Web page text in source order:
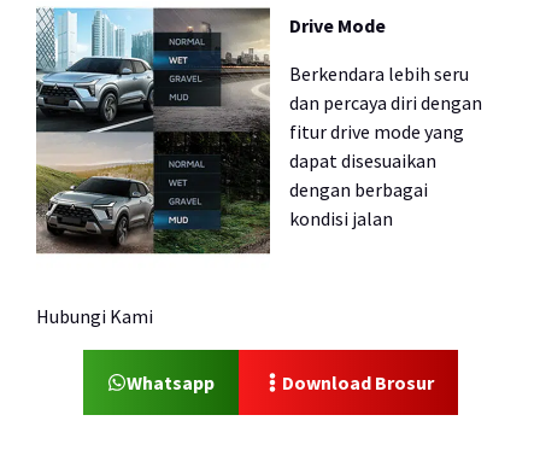
Drive Mode
Berkendara lebih seru
dan percaya diri dengan
fitur drive mode yang
dapat disesuaikan
dengan berbagai
kondisi jalan
Hubungi Kami
Whatsapp Download Brosur